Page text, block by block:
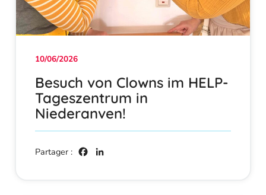
Besuch von Clowns im HELP-
Tageszentrum in
Niederanven!
10/06/2026